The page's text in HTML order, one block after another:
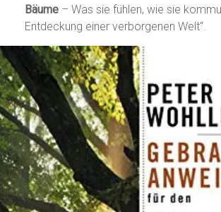
Bäume– Was sie fühlen, wie sie
Entdeckung einer verborgenen Welt“.